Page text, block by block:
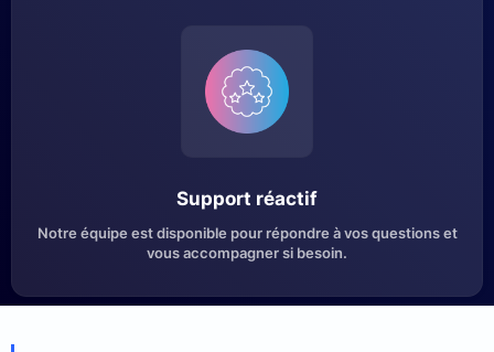
Support réactif
Notre équipe est disponible pour répondre à vos questions et
vous accompagner si besoin.